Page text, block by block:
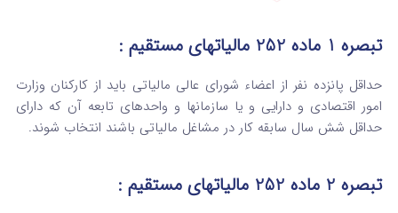
تبصره 1 ماده 252 مالیاتهای مستقیم :
حداقل پانزده نفر از اعضاء شورای عالی مالیاتی ‌باید از کارکنان وزارت
امور اقتصادی و دارایی و یا سازمانها و واحدهای تابعه آن که دارای
حداقل شش سال سابقه کار در مشاغل‌ مالیاتی باشند انتخاب شوند.
تبصره 2 ماده 252 مالیاتهای مستقیم :